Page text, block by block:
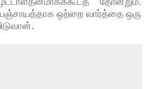
ஒற்றை வார்த்தை ஒரு